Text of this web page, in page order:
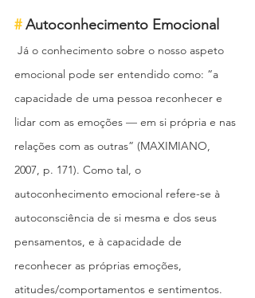
# Autoconhecimento Emocional
Já o conhecimento sobre o nosso aspeto
emocional pode ser entendido como: “a
capacidade de uma pessoa reconhecer e
lidar com as emoções — ­ em si própria e nas
relações com as outras” (MAXIMIANO,
2007, p. 171). Como tal, o
autoconhecimento emocional refere-se à
autoconsciência de si mesma e dos seus
pensamentos, e à capacidade de
reconhecer as próprias emoções,
atitudes/comportamentos e sentimentos.